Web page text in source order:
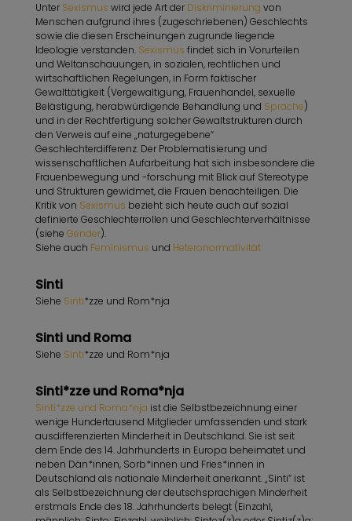
Unter Sexismus wird jede Art der Diskriminierung von
Menschen aufgrund ihres (zugeschriebenen) Geschlechts
sowie die diesen Erscheinungen zugrunde liegende
Ideologie verstanden. Sexismus findet sich in Vorurteilen
und Weltanschauungen, in sozialen, rechtlichen und
wirtschaftlichen Regelungen, in Form faktischer
Gewalttätigkeit (Vergewaltigung, Frauenhandel, sexuelle
Belästigung, herabwürdigende Behandlung und Sprache)
und in der Rechtfertigung solcher Gewaltstrukturen durch
den Verweis auf eine „naturgegebene“
Geschlechterdifferenz. Der Problematisierung und
wissenschaftlichen Aufarbeitung hat sich insbesondere die
Frauenbewegung und -forschung mit Blick auf Stereotype
und Strukturen gewidmet, die Frauen benachteiligen. Die
Kritik von Sexismus bezieht sich heute auch auf sozial
definierte Geschlechterrollen und Geschlechterverhältnisse
(siehe Gender).
Siehe auch Feminismus und Heteronormativität
Sinti
Siehe Sinti*zze und Rom*nja
Sinti und Roma
Siehe Sinti*zze und Rom*nja
Sinti*zze und Roma*nja
Sinti*zze und Roma*nja ist die Selbstbezeichnung einer
wenige Hundertausend Mitglieder umfassenden und stark
ausdifferenzierten Minderheit in Deutschland. Sie ist seit
dem Ende des 14. Jahrhunderts in Europa beheimatet und
neben Dän*innen, Sorb*innen und Fries*innen in
Deutschland als nationale Minderheit anerkannt. „Sinti“ ist
als Selbstbezeichnung der deutschsprachigen Minderheit
erstmals Ende des 18. Jahrhunderts belegt (Einzahl,